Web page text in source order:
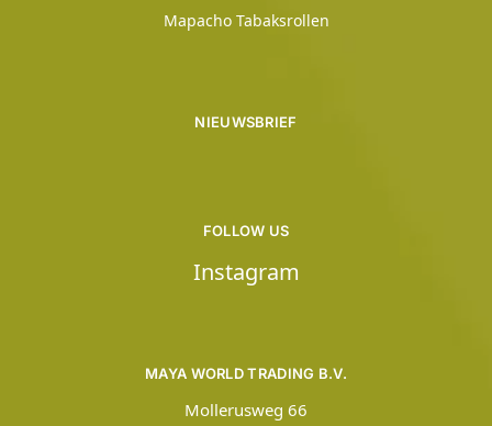
Mapacho Tabaksrollen
MAYA WORLD TRADING B.V.
Mollerusweg 66
NIEUWSBRIEF
FOLLOW US
Instagram